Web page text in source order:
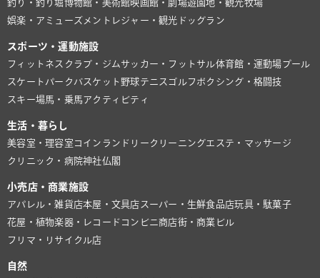
釣り・釣り堀博物館・美術館映画館・劇場遊園地・観光牧場
娯楽・アミューズメント レジャー・観光 ドッグラン
スポーツ・運動施設
フィットネスクラブ・ジム サッカー・フットサル体育館・運動場プール
スケートパーク バスケット 野球テニス ゴルフ ボクシング・格闘技
スキー場馬・乗馬アクティビティ
生活・暮らし
美容室・理容室 コインランドリー クリーニングエステ・マッサージ
クリニック・病院神社仏閣
小売店・商業施設
アパレル・雑貨店本屋・文具店 スーパー・生鮮食品店玩具・駄菓子
花屋・植物楽器・レコード コンビニ商店街・商業ビル
フリマ・リサイクル店
自然